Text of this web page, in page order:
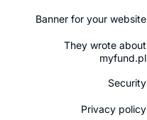
Banner for your website
They wrote about
myfund.pl
Security
Privacy policy